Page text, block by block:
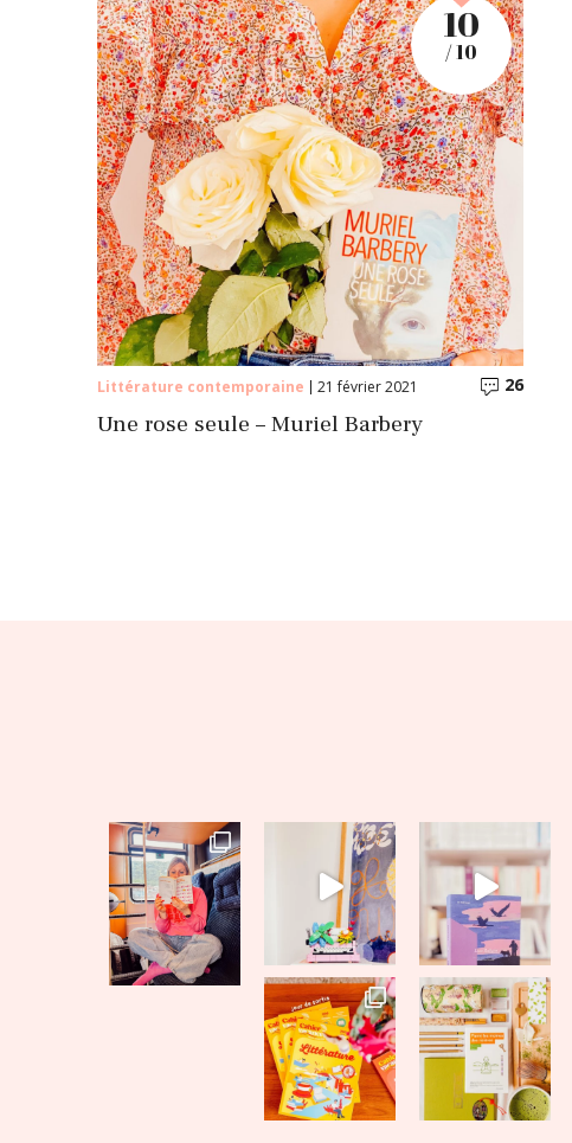
Littérature contemporaine 21 février 2021 26
Une rose seule – Muriel Barbery
10
/ 10